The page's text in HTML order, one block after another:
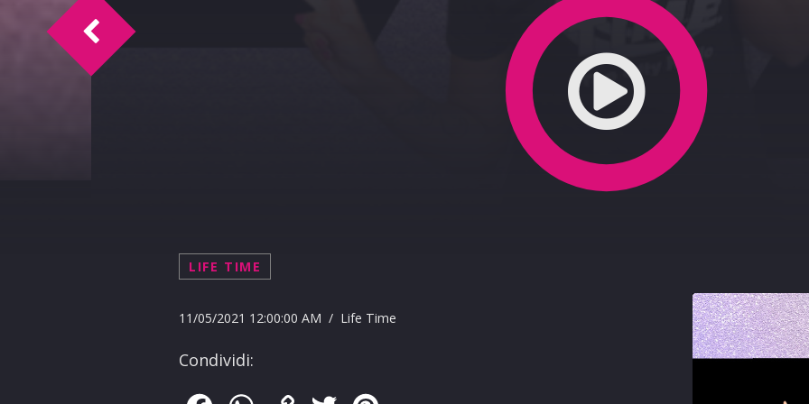
LIFE TIME
11/05/2021 12:00:00 AM / Life Time
Condividi:
Doc Time intervista Mauro Di Maggio 11-5-2021